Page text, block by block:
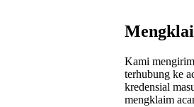
Kami
terhubung ke
kredensial
mengklaim